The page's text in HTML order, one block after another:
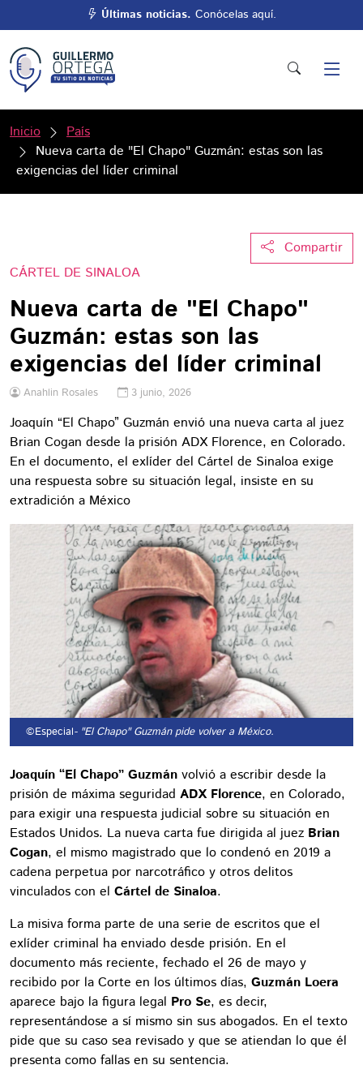
Últimas noticias. Conócelas aquí.
Inicio
País
Nueva carta de "El Chapo" Guzmán: estas son las
exigencias del líder criminal
Compartir
CÁRTEL DE SINALOA
Nueva carta de "El Chapo"
Guzmán: estas son las
exigencias del líder criminal
Anahlin Rosales 3 junio, 2026
Joaquín “El Chapo” Guzmán envió una nueva carta al juez
Brian Cogan desde la prisión ADX Florence, en Colorado.
En el documento, el exlíder del Cártel de Sinaloa exige
una respuesta sobre su situación legal, insiste en su
extradición a México
©Especial- "El Chapo" Guzmán pide volver a México.
Joaquín “El Chapo” Guzmán volvió a escribir desde la
prisión de máxima seguridad ADX Florence, en Colorado,
para exigir una respuesta judicial sobre su situación en
Estados Unidos. La nueva carta fue dirigida al juez Brian
Cogan, el mismo magistrado que lo condenó en 2019 a
cadena perpetua por narcotráfico y otros delitos
vinculados con el Cártel de Sinaloa.
La misiva forma parte de una serie de escritos que el
exlíder criminal ha enviado desde prisión. En el
documento más reciente, fechado el 26 de mayo y
recibido por la Corte en los últimos días, Guzmán Loera
aparece bajo la figura legal Pro Se, es decir,
representándose a sí mismo sin sus abogados. En el texto
pide que su caso sea revisado y que se atiendan lo que él
presenta como fallas en su sentencia.